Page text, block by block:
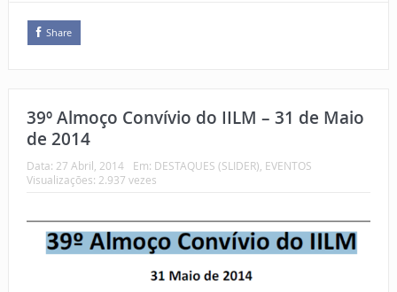
Share
39º Almoço Convívio do IILM – 31 de Maio
de 2014
Data: 27 Abril, 2014 Em: DESTAQUES (SLIDER) EVENTOS
Visualizações: 2.937 vezes